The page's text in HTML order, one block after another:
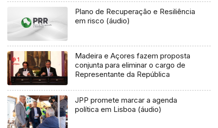
Plano de Recuperação e Resiliência
em risco (áudio)
Madeira e Açores fazem proposta
conjunta para eliminar o cargo de
Representante da República
JPP promete marcar a agenda
política em Lisboa (áudio)